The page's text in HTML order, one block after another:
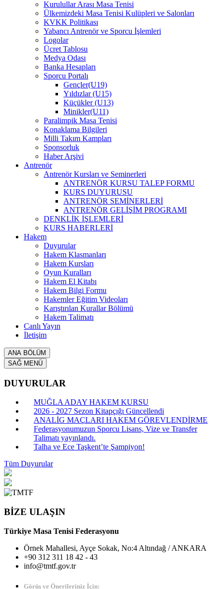
Kurulullar Arası Masa Tenisi
Ülkemizdeki Masa Tenisi Kulüpleri ve Salonları
KVKK Politikası
Yabancı Antrenör ve Sporcu İşlemleri
Logolar
Ücret Tablosu
Medya Odası
Banka Hesapları
Sporcu Portalı
Gençler(U19)
Yıldızlar (U15)
Küçükler (U13)
Minikler(U11)
Paralimpik Masa Tenisi
Konaklama Bilgileri
Milli Takım Kampları
Sponsorluk
Haber Arşivi
Antrenör
Antrenör Kursları ve Seminerleri
ANTRENÖR KURSU TALEP FORMU
KURS DUYURUSU
ANTRENÖR SEMİNERLERİ
ANTRENÖR GELİŞİM PROGRAMI
DENKLİK İŞLEMLERİ
KURS HABERLERİ
Hakem
Duyurular
Hakem Klasmanları
Hakem Kursları
Oyun Kuralları
Hakem El Kitabı
Hakem Bilgi Formu
Hakemler Eğitim Videoları
Karıştırılan Kurallar Bölümü
Hakem Talimatı
Canlı Yayın
İletişim
ANA BÖLÜM
SAĞ MENÜ
DUYURULAR
MUĞLA ADAY HAKEM KURSU
2026 - 2027 Sezon Kitapçığı Güncellendi
ANALİG MAÇLARI HAKEM GÖREVLENDİRME
Federasyonumuzun Sporcu Lisans, Vize ve Transfer
Talimatı yayınlandı.
Talha ve Ece Taşkent’te Şampiyon!
Tüm Duyurular
BİZE ULAŞIN
Türkiye Masa Tenisi Federasyonu
Örnek Mahallesi, Ayçe Sokak, No:4 Altındağ / ANKARA
+90 312 311 18 42 - 43
info@tmtf.gov.tr
Görüş ve Önerileriniz İçin: